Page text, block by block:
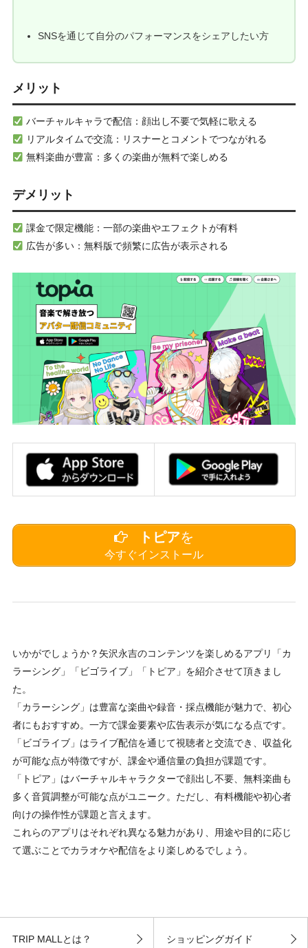
SNSを通じて自分のパフォーマンスをシェアしたい方
メリット
バーチャルキャラで配信：顔出し不要で気軽に歌える
リアルタイムで交流：リスナーとコメントでつながれる
無料楽曲が豊富：多くの楽曲が無料で楽しめる
デメリット
課金で限定機能：一部の楽曲やエフェクトが有料
広告が多い：無料版で頻繁に広告が表示される
トピアを
今すぐインストール
いかがでしょうか？矢沢永吉のコンテンツを楽しめるアプリ「カ
ラーシング」「ビゴライブ」「トピア」を紹介させて頂きまし
た。
「カラーシング」は豊富な楽曲や録音・採点機能が魅力で、初心
者にもおすすめ。一方で課金要素や広告表示が気になる点です。
「ビゴライブ」はライブ配信を通じて視聴者と交流でき、収益化
が可能な点が特徴ですが、課金や通信量の負担が課題です。
「トピア」はバーチャルキャラクターで顔出し不要、無料楽曲も
多く音質調整が可能な点がユニーク。ただし、有料機能や初心者
向けの操作性が課題と言えます。
これらのアプリはそれぞれ異なる魅力があり、用途や目的に応じ
て選ぶことでカラオケや配信をより楽しめるでしょう。
TRIP MALLとは？ ショッピングガイド